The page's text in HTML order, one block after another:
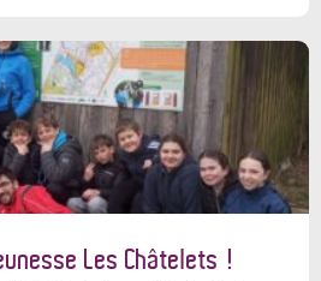
Les Châtelets !